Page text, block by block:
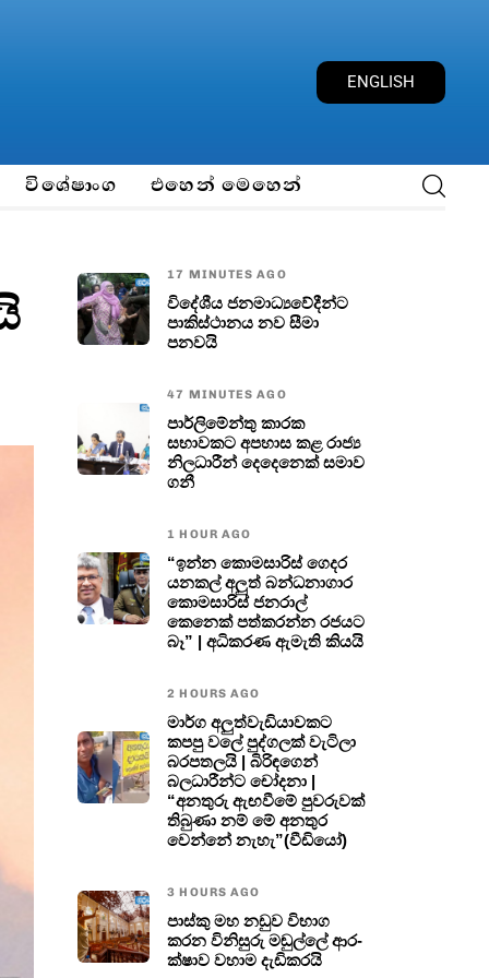
ENGLISH
විශේෂාංග එහෙන් මෙහෙන්
17 MINUTES AGO
විදේශීය ජනමාධ්‍යවේදීන්ට
පාකිස්ථානය නව සීමා
පනවයි
47 MINUTES AGO
පාර්ලිමේන්තු කාරක
සභාවකට අපහාස කළ රාජ්‍ය
නිලධාරීන් දෙදෙනෙක් සමාව
ගනී
1 HOUR AGO
“ඉන්න කොමසාරිස් ගෙදර
යනකල් අලුත් බන්ධනාගාර
කොමසාරිස් ජනරාල්
කෙනෙක් පත්කරන්න රජයට
බෑ” | අධිකරණ ඇමැති කියයි
2 HOURS AGO
මාර්ග අලුත්වැඩියාවකට
කපපු වලේ පුද්ගලක් වැටිලා
බරපතලයි | බිරිඳගෙන්
බලධාරීන්ට චෝදනා |
“අනතුරු ඇඟවීමේ පුවරුවක්
තිබුණා නම් මේ අනතුර
වෙන්නේ නැහැ”(වීඩියෝ)
3 HOURS AGO
පාස්කු මහ නඩුව විභාග
කරන විනි­සුරු මඬුල්ලේ ආර­
ක්ෂාව වහාම දැඩිකරයි